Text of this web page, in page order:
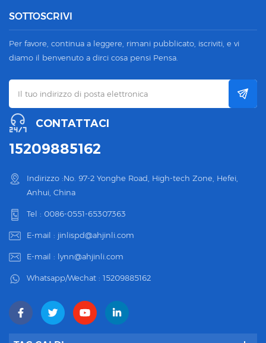
SOTTOSCRIVI
Per favore, continua a leggere, rimani pubblicato, iscriviti, e vi
diamo il benvenuto a dirci cosa pensi Pensa.
CONTATTACI
15209885162
Indirizzo :No. 97-2 Yonghe Road, High-tech Zone, Hefei,
Anhui, China
Tel : 0086-0551-65307363
E-mail : jinlispd@ahjinli.com
E-mail : lynn@ahjinli.com
Whatsapp/Wechat : 15209885162